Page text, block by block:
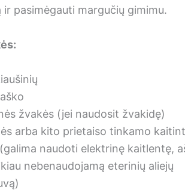
ir pasimėgauti margučių gimimu.
žvakės (jei naudosit žvakidę)
arba kito prietaiso tinkamo
naudoti elektrinę kaitlentę,
nebenaudojamą eterinių aliejų